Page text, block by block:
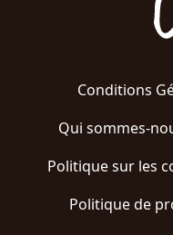
Conditions
Qui sommes-
Politique sur les
Politique de